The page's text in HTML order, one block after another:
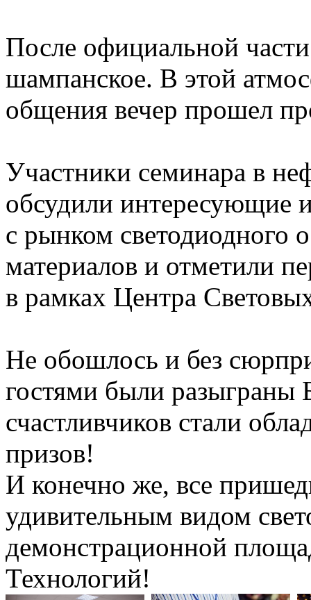
После официальной
шампанское. В этой
общения вечер прошел
Участники семинара в
обсудили интересующие
с рынком светодиодного
материалов и отметили
в рамках Центра
Не обошлось и без
гостями были разыграны
счастливчиков стали
призов!
И конечно же, все
удивительным видом
демонстрационной
Технологий!